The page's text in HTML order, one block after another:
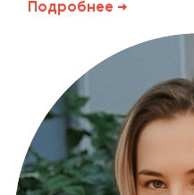
Подробнее →